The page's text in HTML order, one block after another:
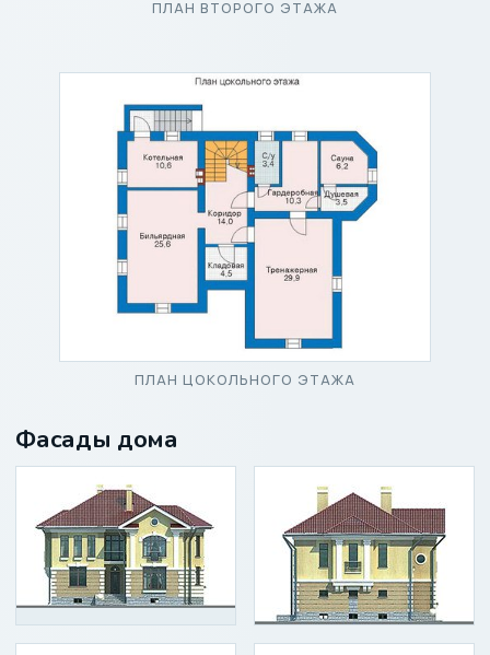
ПЛАН ВТОРОГО ЭТАЖА
ПЛАН ЦОКОЛЬНОГО ЭТАЖА
Фасады дома